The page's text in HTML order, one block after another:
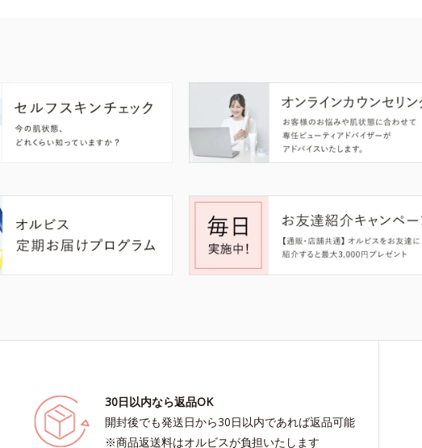
30日以内なら返品OK
開封後でも発送日から30日以内であれば返品可能
※商品返送料はオルビスが負担いたします